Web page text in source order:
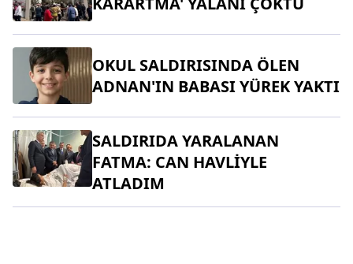
OKUL SALDIRISINDA ÖLEN
ADNAN'IN BABASI YÜREK YAKTI
SALDIRIDA YARALANAN
FATMA: CAN HAVLİYLE
ATLADIM